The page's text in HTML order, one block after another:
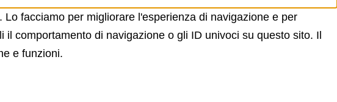
facciamo per migliorare l'esperienza di navigazione e per
comportamento di navigazione o gli ID univoci su questo sito. Il
e funzioni.